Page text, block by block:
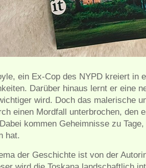
ein Ex-Cop des NYPD kreiert in
Darüber hinaus lernt er eine
wird. Doch das malerische
einen Mordfall unterbrochen, den
kommen Geheimnisse zu
hat.
der Geschichte ist von der